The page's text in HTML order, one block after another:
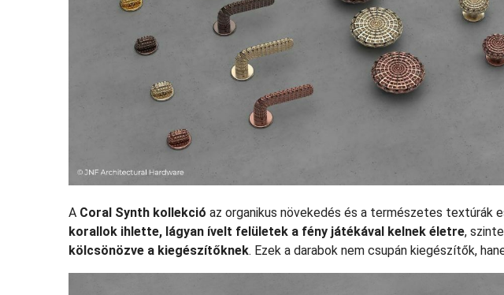
A Coral Synth kollekció az organikus növekedés és a természetes textúrák
korallok ihlette, lágyan ívelt felületek a fény játékával kelnek életre, szinte
kölcsönözve a kiegészítőknek. Ezek a darabok nem csupán kiegészítők,